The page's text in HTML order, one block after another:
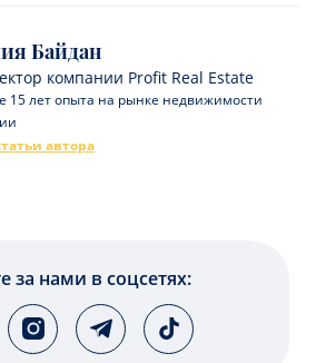
Байдан
компании Profit Real Estate
15 лет опыта на рынке недвижимости
автора
за нами в соцсетях: